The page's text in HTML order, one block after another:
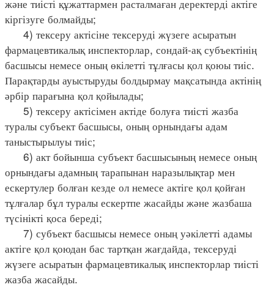
және тиісті құжаттармен расталмаған деректерді актіге
кіргізуге болмайды;
4) тексеру актісіне тексеруді жүзеге асыратын
фармацевтикалық инспекторлар, сондай-ақ субъектінің
басшысы немесе оның өкілетті тұлғасы қол қоюы тиіс.
Парақтарды ауыстыруды болдырмау мақсатында актінің
әрбір парағына қол қойылады;
5) тексеру актісімен актіде болуға тиісті жазба
туралы субъект басшысы, оның орнындағы адам
таныстырылуы тиіс;
6) акт бойынша субъект басшысының немесе оның
орнындағы адамның тарапынан наразылықтар мен
ескертулер болған кезде ол немесе актіге қол қойған
тұлғалар бұл туралы ескертпе жасайды және жазбаша
түсінікті қоса береді;
7) субъект басшысы немесе оның уәкілетті адамы
актіге қол қоюдан бас тартқан жағдайда, тексеруді
жүзеге асыратын фармацевтикалық инспекторлар тиісті
жазба жасайды.